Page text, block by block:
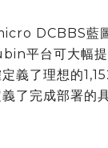
DCBBS藍
平台可大幅
定義了理想的
了完成部署的